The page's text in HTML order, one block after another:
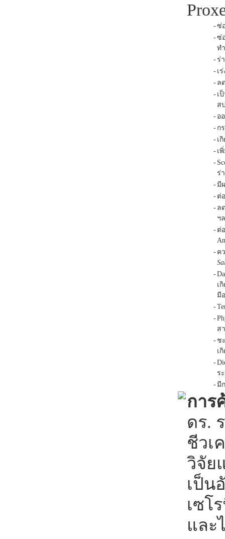
-ซ่
-ซ่
ท
- ร่
- เ
- ล
- เ
ส
- อ
- ก
- เ
- เ
-
ร่
- มี
- ต่
- ล
ฯ
- ต่
- ค
-
เ
มี
-
-
ส
- ช
เ
-
ร
- มี
การ
ดร.
ชีวเ
วิจัย
เป็น
เซโ
และ